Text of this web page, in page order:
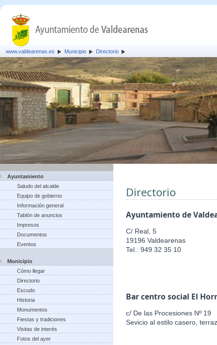
www.valdearenas.es Municipio Directorio
Ayuntamiento
Saludo del alcalde
Equipo de gobierno
Información general
Tablón de anuncios
Impresos
Documentos
Eventos
Municipio
Cómo llegar
Directorio
Escudo
Historia
Monumentos
Fiestas y tradiciones
Visitas de interés
Fotos del ayer
Directorio
Ayuntamiento de
C/ Real, 5
19196 Valdearenas
Tel.: 949 32 35 10
Bar centro social El
c/ De las Procesiones Nº 19
Sevicio al estilo casero,